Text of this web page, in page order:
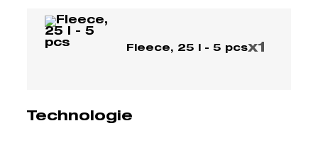
Fleece, 25 l - 5 pcsx1
Technologie